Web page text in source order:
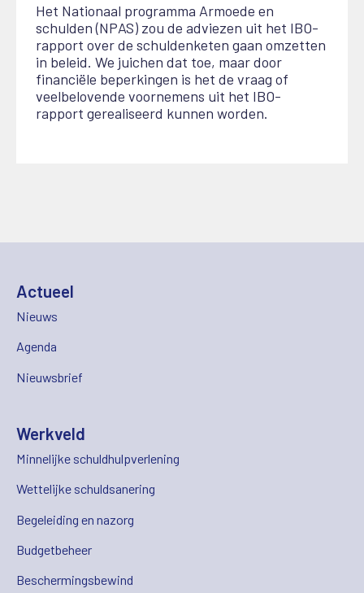
Het Nationaal programma Armoede en
schulden (NPAS) zou de adviezen uit het IBO-
rapport over de schuldenketen gaan omzetten
in beleid. We juichen dat toe, maar door
financiële beperkingen is het de vraag of
veelbelovende voornemens uit het IBO-
rapport gerealiseerd kunnen worden.
Actueel
Nieuws
Agenda
Nieuwsbrief
Werkveld
Minnelijke schuldhulpverlening
Wettelijke schuldsanering
Begeleiding en nazorg
Budgetbeheer
Beschermingsbewind